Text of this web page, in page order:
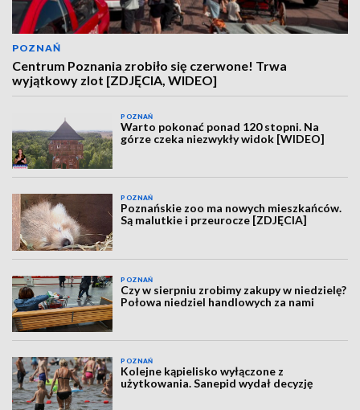
POZNAŃ
Centrum Poznania zrobiło się czerwone! Trwa
wyjątkowy zlot [ZDJĘCIA, WIDEO]
POZNAŃ
Warto pokonać ponad 120 stopni. Na
górze czeka niezwykły widok [WIDEO]
POZNAŃ
Poznańskie zoo ma nowych mieszkańców.
Są malutkie i przeurocze [ZDJĘCIA]
POZNAŃ
Czy w sierpniu zrobimy zakupy w niedzielę?
Połowa niedziel handlowych za nami
POZNAŃ
Kolejne kąpielisko wyłączone z
użytkowania. Sanepid wydał decyzję